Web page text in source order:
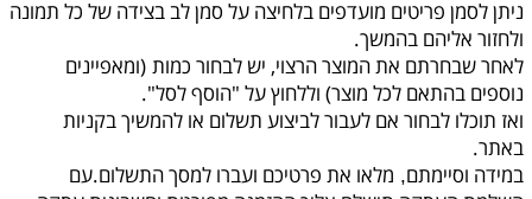
ניתן לסמן פריטים מועדפים בלחיצה על סמן לב בצידה של כל תמונה
ולחזור אליהם בהמשך.
לאחר שבחרתם את המוצר הרצוי, יש לבחור כמות (ומאפיינים
נוספים בהתאם לכל מוצר) וללחוץ על "הוסף לסל".
ואז תוכלו לבחור אם לעבור לביצוע תשלום או להמשיך בקניות
באתר.
במידה וסיימתם, מלאו את פרטיכם ועברו למסך התשלום.עם